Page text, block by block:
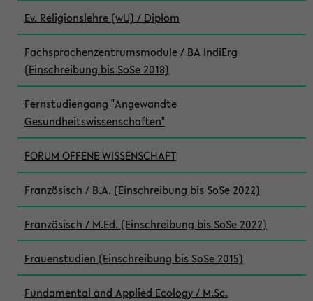
Ev. Religionslehre (wU) / Diplom
Fachsprachenzentrumsmodule / BA IndiErg
(Einschreibung bis SoSe 2018)
Fernstudiengang "Angewandte
Gesundheitswissenschaften"
FORUM OFFENE WISSENSCHAFT
Französisch / B.A. (Einschreibung bis SoSe 2022)
Französisch / M.Ed. (Einschreibung bis SoSe 2022)
Frauenstudien (Einschreibung bis SoSe 2015)
Fundamental and Applied Ecology / M.Sc.